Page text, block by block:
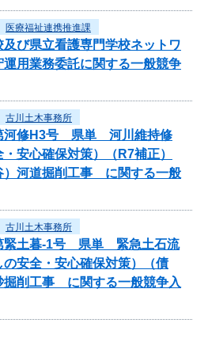
医療福祉連携推進課
び県立看護専門学校ネットワ
用業務委託に関する一般競争
古川土木事務所
河修H3号 県単 河川維持修
安心確保対策）（R7補正）
）河道掘削工事 に関する一般
古川土木事務所
緊土暮-1号 県単 緊急土石流
安全・安心確保対策）（債
掘削工事 に関する一般競争入